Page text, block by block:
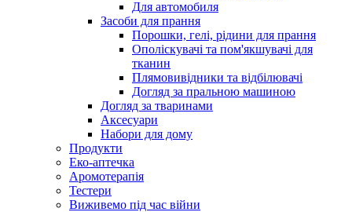
Для автомобиля
Засоби для прання
Порошки, гелі, рідини для прання
Ополіскувачі та пом'якшувачі для
тканин
Плямовивідники та відбілювачі
Догляд за пральною машиною
Догляд за тваринами
Аксесуари
Набори для дому
Продукти
Еко-аптечка
Аромотерапія
Тестери
Виживемо під час війни